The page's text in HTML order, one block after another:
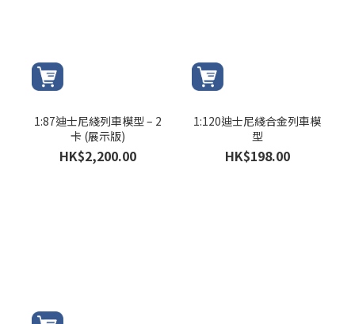
1:87迪士尼綫列車模型 – 2
卡 (展示版)
HK$2,200.00
1:120迪士尼綫合金列車模
型
HK$198.00